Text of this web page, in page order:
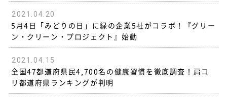
2021.04.20
5月4日「みどりの日」に緑の企業5社がコラボ！『グリー
ン・クリーン・プロジェクト』始動
2021.04.15
全国47都道府県民4,700名の健康習慣を徹底調査！肩コ
リ都道府県ランキングが判明